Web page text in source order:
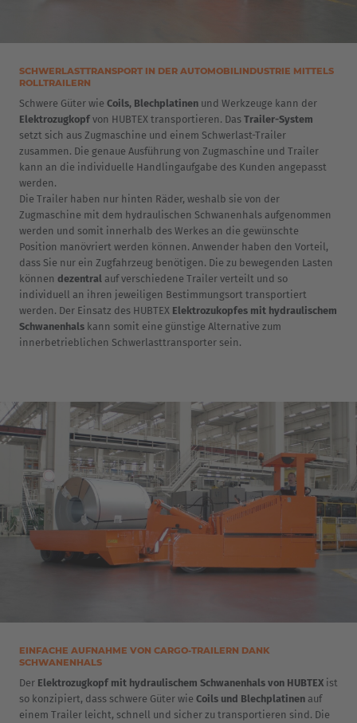
EUROPE
Belgium
SCHWERLASTTRANSPORT IN DER AUTOMOBILINDUSTRIE MITTELS
ROLLTRAILERN
Schwere Güter wie Coils, Blechplatinen und Werkzeuge kann der
Elektrozugkopf von HUBTEX transportieren. Das Trailer-System
setzt sich aus Zugmaschine und einem Schwerlast-Trailer
zusammen. Die genaue Ausführung von Zugmaschine und Trailer
kann an die individuelle Handlingaufgabe des Kunden angepasst
werden.
Die Trailer haben nur hinten Räder, weshalb sie von der
Zugmaschine mit dem hydraulischen Schwanenhals aufgenommen
werden und somit innerhalb des Werkes an die gewünschte
Position manövriert werden können. Anwender haben den Vorteil,
dass Sie nur ein Zugfahrzeug benötigen. Die zu bewegenden Lasten
können dezentral auf verschiedene Trailer verteilt und so
individuell an ihren jeweiligen Bestimmungsort transportiert
werden. Der Einsatz des HUBTEX Elektrozukopfes mit hydraulischem
Schwanenhals kann somit eine günstige Alternative zum
innerbetrieblichen Schwerlasttransporter sein.
EINFACHE AUFNAHME VON CARGO-TRAILERN DANK
SCHWANENHALS
Der Elektrozugkopf mit hydraulischem Schwanenhals von HUBTEX ist
so konzipiert, dass schwere Güter wie Coils und Blechplatinen auf
einem Trailer leicht, schnell und sicher zu transportieren sind. Die